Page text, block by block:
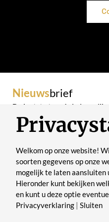
Nieuwsbrief
De laatste trends in je
Welkom op onze website!
soorten gegevens op onze
mogelijk te laten aansluiten
Hieronder kunt bekijken
en kunt u deze optie
Privacyverklaring
Sluiten